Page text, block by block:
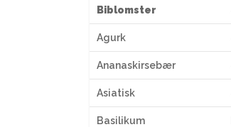
Biblomster
Agurk
Ananaskirsebær
Asiatisk
Basilikum